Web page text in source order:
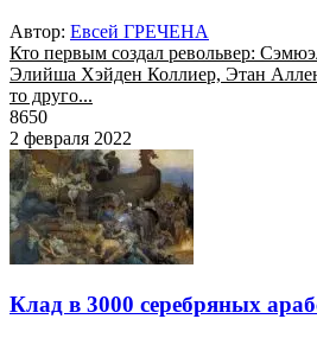
Автор: Евсей ГРЕЧЕНА
Кто первым создал револьвер:
Элийша Хэйден Коллиер, Этан
то друго...
8650
2 февраля 2022
Клад в 3000 серебряных